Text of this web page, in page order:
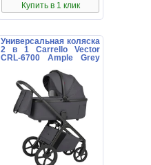
Купить в 1 клик
Универсальная коляска
2 в 1 Carrello Vector
CRL-6700 Ample Grey
дождевиком